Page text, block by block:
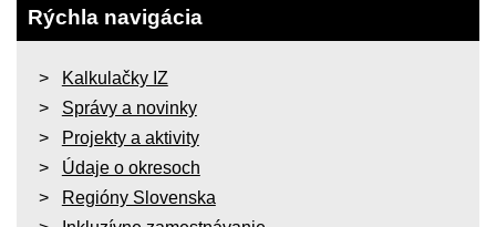
Rýchla navigácia
Kalkulačky IZ
Správy a novinky
Projekty a aktivity
Údaje o okresoch
Regióny Slovenska